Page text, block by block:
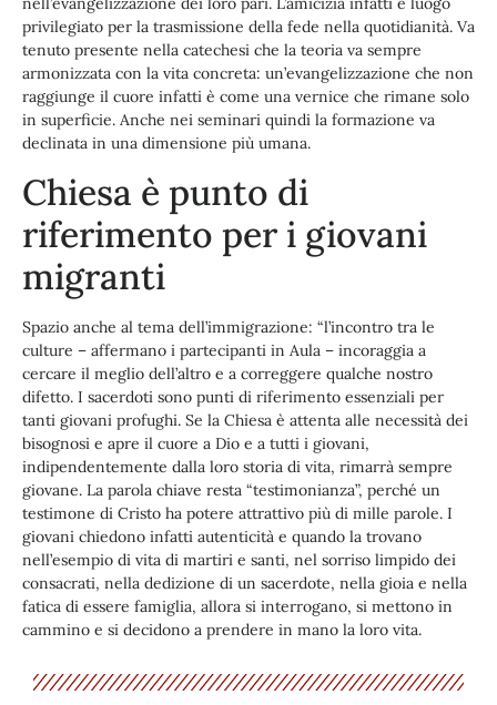
privilegiato per la trasmissione della fede nella quotidianità. Va
tenuto presente nella catechesi che la teoria va sempre
armonizzata con la vita concreta: un’evangelizzazione che non
raggiunge il cuore infatti è come una vernice che rimane solo
in superficie. Anche nei seminari quindi la formazione va
declinata in una dimensione più umana.
Chiesa è punto di
riferimento per i giovani
migranti
Spazio anche al tema dell’immigrazione: “l’incontro tra le
culture – affermano i partecipanti in Aula – incoraggia a
cercare il meglio dell’altro e a correggere qualche nostro
difetto. I sacerdoti sono punti di riferimento essenziali per
tanti giovani profughi. Se la Chiesa è attenta alle necessità dei
bisognosi e apre il cuore a Dio e a tutti i giovani,
indipendentemente dalla loro storia di vita, rimarrà sempre
giovane. La parola chiave resta “testimonianza”, perché un
testimone di Cristo ha potere attrattivo più di mille parole. I
giovani chiedono infatti autenticità e quando la trovano
nell’esempio di vita di martiri e santi, nel sorriso limpido dei
consacrati, nella dedizione di un sacerdote, nella gioia e nella
fatica di essere famiglia, allora si interrogano, si mettono in
cammino e si decidono a prendere in mano la loro vita.